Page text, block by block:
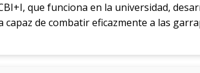
que funciona en la universidad,
de combatir eficazmente a las